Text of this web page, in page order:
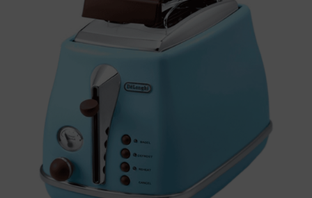
Խոհանոցի համար
Գեղեցկություն և խնամք
Ավտոմեքենաների աուդիոտեխնիկա
Գործիքներ
Սանկերամիկա